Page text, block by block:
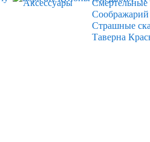
Аксессуары
Смертельные
Соображарий
Страшные
Таверна